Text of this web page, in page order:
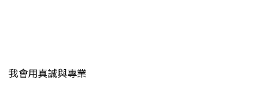
我會用真誠與專業